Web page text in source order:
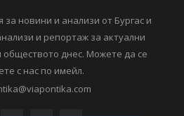
новини и анализи от Бургас и
и репортаж за актуални
днес. Можете да се
с нас по имейл.